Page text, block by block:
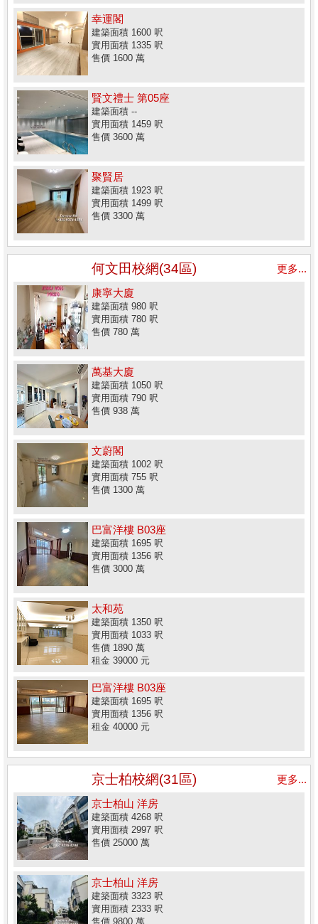
幸運閣
建築面積 1600 呎
實用面積 1335 呎
售價 1600 萬
賢文禮士 第05座
建築面積 --
實用面積 1459 呎
售價 3600 萬
聚賢居
建築面積 1923 呎
實用面積 1499 呎
售價 3300 萬
何文田校網(34區)
更多...
康寧大廈
建築面積 980 呎
實用面積 780 呎
售價 780 萬
萬基大廈
建築面積 1050 呎
實用面積 790 呎
售價 938 萬
文蔚閣
建築面積 1002 呎
實用面積 755 呎
售價 1300 萬
巴富洋樓 B03座
建築面積 1695 呎
實用面積 1356 呎
售價 3000 萬
太和苑
建築面積 1350 呎
實用面積 1033 呎
售價 1890 萬
租金 39000 元
巴富洋樓 B03座
建築面積 1695 呎
實用面積 1356 呎
租金 40000 元
京士柏校網(31區)
更多...
京士柏山 洋房
建築面積 4268 呎
實用面積 2997 呎
售價 25000 萬
京士柏山 洋房
建築面積 3323 呎
實用面積 2333 呎
售價 9800 萬